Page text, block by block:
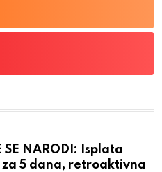
SE NARODI: Isplata
5 dana, retroaktivna